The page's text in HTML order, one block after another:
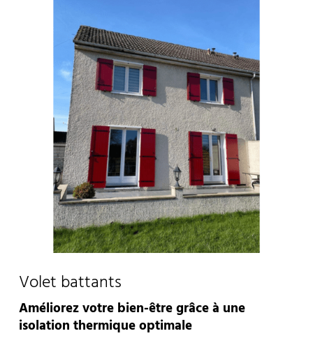
Volet battants
Améliorez votre bien-être grâce à une
isolation thermique optimale